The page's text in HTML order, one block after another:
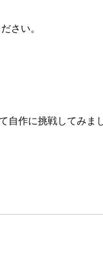
さい。
作に挑戦してみ